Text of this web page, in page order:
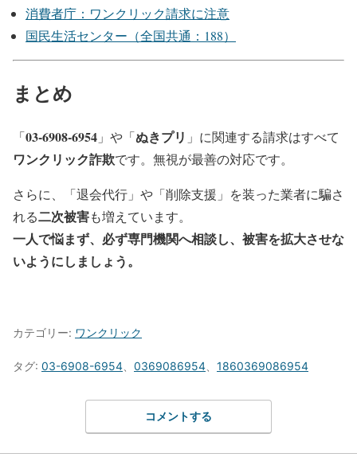
消費者庁：ワンクリック請求に注意
国民生活センター（全国共通：188）
まとめ
「03-6908-6954 」や「ぬきプリ 」に関連する請求はすべて
ワンクリック詐欺です。無視が最善の対応です。
さらに、「退会代行」や「削除支援」を装った業者に騙さ
れる二次被害も増えています。
一人で悩まず、必ず専門機関へ相談し、被害を拡大させな
いようにしましょう。
カテゴリー: ワンクリック
タグ: 03-6908-6954 0369086954 1860369086954
コメントする